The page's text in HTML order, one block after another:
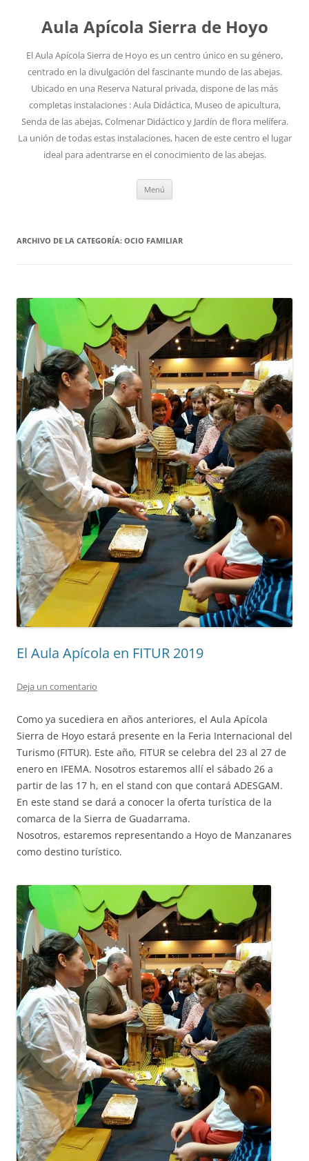
Aula Apícola Sierra de Hoyo
El Aula Apícola Sierra de Hoyo es un centro único en su género,
centrado en la divulgación del fascinante mundo de las abejas.
Ubicado en una Reserva Natural privada, dispone de las más
completas instalaciones : Aula Didáctica, Museo de apicultura,
Senda de las abejas, Colmenar Didáctico y Jardín de flora melífera.
La unión de todas estas instalaciones, hacen de este centro el lugar
ideal para adentrarse en el conocimiento de las abejas.
Menú
ARCHIVO DE LA CATEGORÍA: OCIO FAMILIAR
El Aula Apícola en FITUR 2019
Deja un comentario
Como ya sucediera en años anteriores, el Aula Apícola
Sierra de Hoyo estará presente en la Feria Internacional del
Turismo (FITUR). Este año, FITUR se celebra del 23 al 27 de
enero en IFEMA. Nosotros estaremos allí el sábado 26 a
partir de las 17 h, en el stand con que contará ADESGAM.
En este stand se dará a conocer la oferta turística de la
comarca de la Sierra de Guadarrama.
Nosotros, estaremos representando a Hoyo de Manzanares
como destino turístico.